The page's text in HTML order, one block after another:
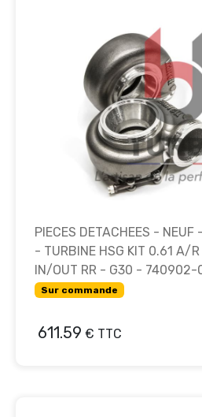
PIECES DETACHEES - NEUF
- TURBINE HSG KIT 0.61 A/
IN/OUT RR - G30 -
Sur commande
611.59 € TTC